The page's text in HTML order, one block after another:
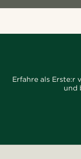
Erfahre als Erste:r
und